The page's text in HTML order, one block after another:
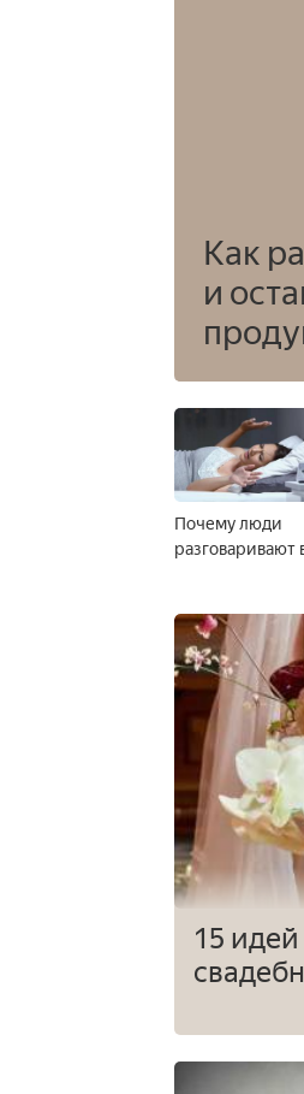
Как
и
Почему люди
разговаривают
15